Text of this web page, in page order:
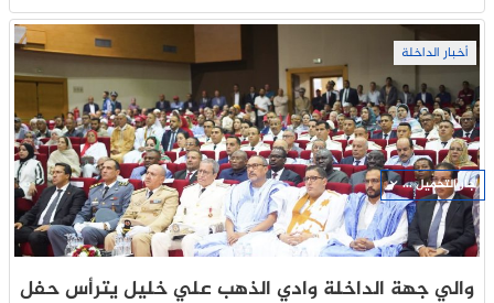
أخبار الداخلة
والي جهة الداخلة وادي الذهب علي خليل يترأس حفل
جار التحميل ...